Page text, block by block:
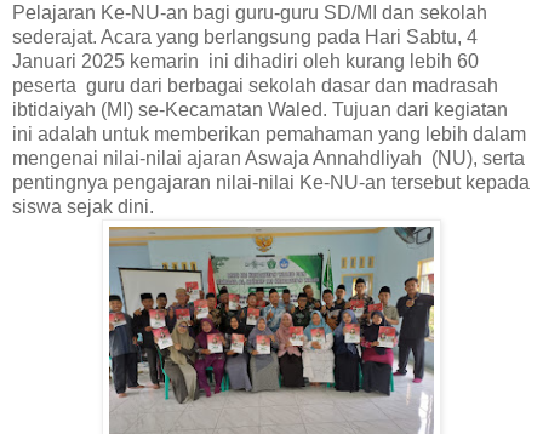
Pelajaran Ke-NU-an bagi guru-guru SD/MI dan sekolah
sederajat. Acara yang berlangsung pada Hari Sabtu, 4
Januari 2025 kemarin ini dihadiri oleh kurang lebih 60
peserta guru dari berbagai sekolah dasar dan madrasah
ibtidaiyah (MI) se-Kecamatan Waled. Tujuan dari kegiatan
ini adalah untuk memberikan pemahaman yang lebih dalam
mengenai nilai-nilai ajaran Aswaja Annahdliyah (NU), serta
pentingnya pengajaran nilai-nilai Ke-NU-an tersebut kepada
siswa sejak dini.